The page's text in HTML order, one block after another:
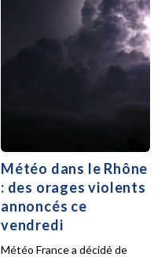
Météo dans le Rhône
: des orages violents
annoncés ce
vendredi
Météo France a décidé de